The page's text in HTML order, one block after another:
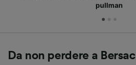
pullman
Da non perdere a Bersac